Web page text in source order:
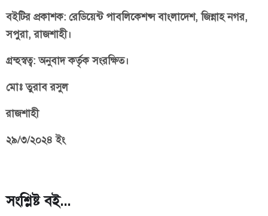
বইটির প্রকাশক: রেডিয়েন্ট পাবলিকেশন্স বাংলাদেশ, জিন্নাহ নগর,
সপুরা, রাজশাহী।
গ্রন্হস্বত্ব: অনুবাদ কর্তৃক সংরক্ষিত।
মোঃ তুরাব রসুল
রাজশাহী
২৯/৩/২০২৪ ইং
সংশ্লিষ্ট বই...